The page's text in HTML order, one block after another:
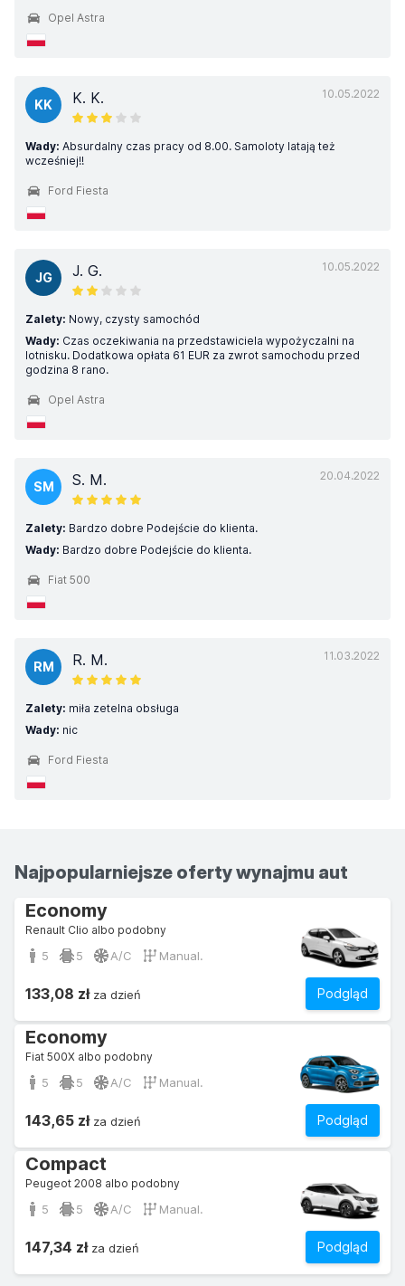
Opel Astra
10.05.2022
KK K. K.
Wady: Absurdalny czas pracy od 8.00. Samoloty latają też
wcześniej!!
Ford Fiesta
10.05.2022
JG J. G.
Zalety: Nowy, czysty samochód
Wady: Czas oczekiwania na przedstawiciela wypożyczalni na
lotnisku. Dodatkowa opłata 61 EUR za zwrot samochodu przed
godzina 8 rano.
Opel Astra
20.04.2022
SM S. M.
Zalety: Bardzo dobre Podejście do klienta.
Wady: Bardzo dobre Podejście do klienta.
Fiat 500
11.03.2022
RM R. M.
Zalety: miła zetelna obsługa
Wady: nic
Ford Fiesta
Najpopularniejsze oferty wynajmu aut
Economy
Renault Clio albo podobny
5 5 A/C Manual.
Podgląd
133,08 złza dzień
Economy
Fiat 500X albo podobny
5 5 A/C Manual.
Podgląd
143,65 złza dzień
Compact
Peugeot 2008 albo podobny
5 5 A/C Manual.
Podgląd
147,34 złza dzień